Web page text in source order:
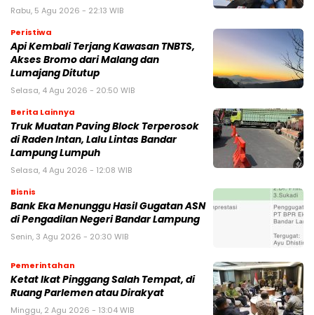
Rabu, 5 Agu 2026 - 22:13 WIB
Peristiwa
Api Kembali Terjang Kawasan TNBTS,
Akses Bromo dari Malang dan
Lumajang Ditutup
Selasa, 4 Agu 2026 - 20:50 WIB
Berita Lainnya
Truk Muatan Paving Block Terperosok
di Raden Intan, Lalu Lintas Bandar
Lampung Lumpuh
Selasa, 4 Agu 2026 - 12:08 WIB
Bisnis
Bank Eka Menunggu Hasil Gugatan ASN
di Pengadilan Negeri Bandar Lampung
Senin, 3 Agu 2026 - 20:30 WIB
Pemerintahan
Ketat Ikat Pinggang Salah Tempat, di
Ruang Parlemen atau Dirakyat
Minggu, 2 Agu 2026 - 13:04 WIB